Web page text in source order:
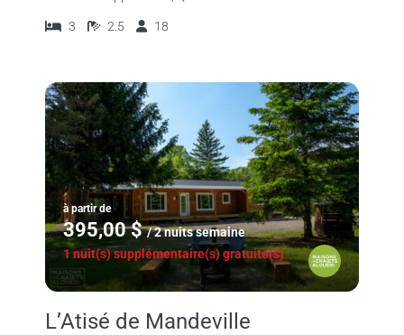
3 2.5 18
à partir de
395,00 $ / 2 nuits semaine
1 nuit(s) supplémentaire(s) gratuite(s)
L’Atisé de Mandeville